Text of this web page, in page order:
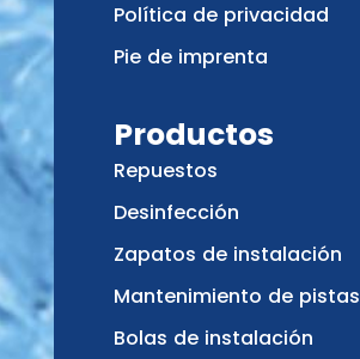
Política de privacidad
Pie de imprenta
Productos
Repuestos
Desinfección
Zapatos de instalación
Mantenimiento de pistas
Bolas de instalación